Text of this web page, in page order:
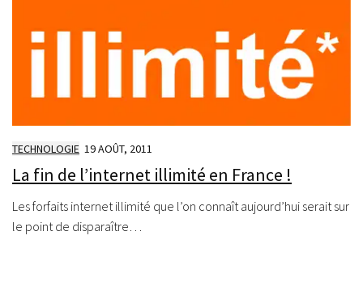
TECHNOLOGIE 19 AOÛT, 2011
La fin de l’internet illimité en France !
Les forfaits internet illimité que l’on connaît aujourd’hui serait sur
le point de disparaître…